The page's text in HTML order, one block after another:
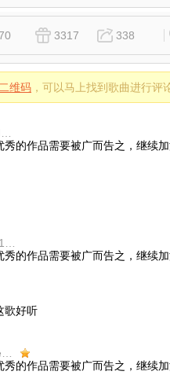
3317 338
二维码 ，可以马上找到歌曲进行评
秀的作品需要被广而告之，继续
秀的作品需要被广而告之，继续
歌好听
秀的作品需要被广而告之，继续